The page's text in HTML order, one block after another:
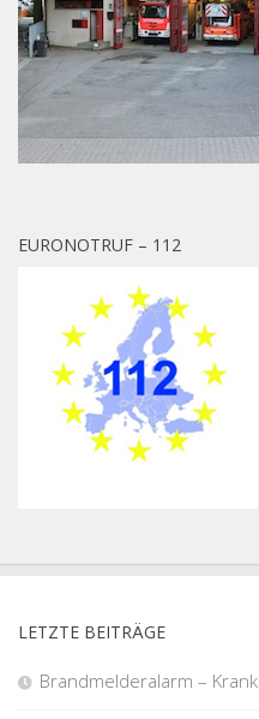
EURONOTRUF – 112
LETZTE BEITRÄGE
Brandmelderalarm –